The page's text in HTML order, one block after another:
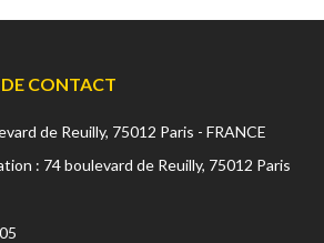
CONTACT
de Reuilly, 75012 Paris - FRANCE
: 74 boulevard de Reuilly, 75012 Paris